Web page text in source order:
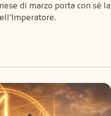
di marzo porta con sé la